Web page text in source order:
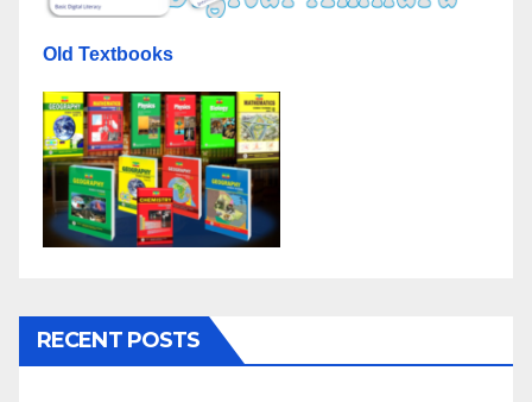
Old Textbooks
RECENT POSTS